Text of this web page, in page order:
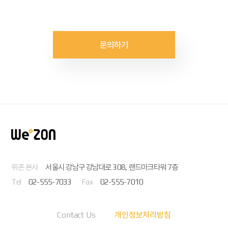
문의하기
위존 본사
서울시 강남구 강남대로 308, 랜드마크타워 7층
Tel
02-555-7033 Fax 02-555-7010
Contact Us 개인정보처리방침